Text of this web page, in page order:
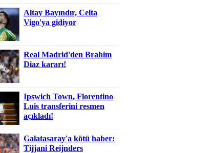
Altay Bayındır, Celta
Vigo'ya gidiyor
Real Madrid'den Brahim
Diaz kararı!
Ipswich Town, Florentino
Luis transferini resmen
açıkladı!
Galatasaray'a kötü haber:
Tijjani Reijnders